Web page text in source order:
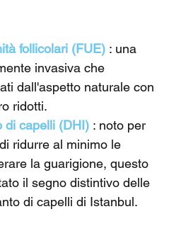
follicolari (FUE) : una
invasiva che
dall'aspetto naturale con
ridotti.
di capelli (DHI) : noto per
ridurre al minimo le
la guarigione, questo
il segno distintivo delle
di capelli di Istanbul.